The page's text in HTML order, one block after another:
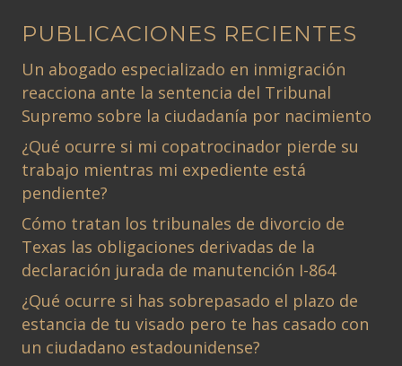
PUBLICACIONES RECIENTES
Un abogado especializado en inmigración
reacciona ante la sentencia del Tribunal
Supremo sobre la ciudadanía por nacimiento
¿Qué ocurre si mi copatrocinador pierde su
trabajo mientras mi expediente está
pendiente?
Cómo tratan los tribunales de divorcio de
Texas las obligaciones derivadas de la
declaración jurada de manutención I-864
¿Qué ocurre si has sobrepasado el plazo de
estancia de tu visado pero te has casado con
un ciudadano estadounidense?